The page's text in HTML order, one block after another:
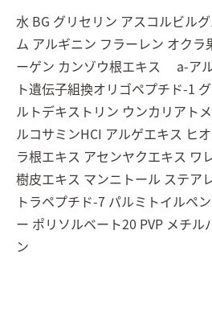
水 BG グリセリン アスコルビル
ム アルギニン フラーレン オクラ
ーゲン カンゾウ根エキス a-ア
ト遺伝子組換オリゴペプチド-1
ルトデキストリン ウンカリアト
ルコサミンHCI アルゲエキス ヒ
ラ根エキス アセンヤクエキス ワ
樹皮エキス マンニトール ステア
トラペプチド-7 パルミトイルペ
ー ポリソルベート20 PVP メチ
ン